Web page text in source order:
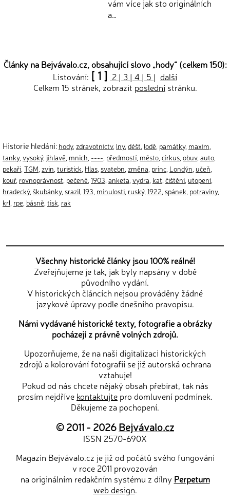
vám více jak sto originálních
a…
Články na Bejvávalo.cz, obsahující slovo „hody“ (celkem 150):
Listování: [ 1 ] 2 | 3 | 4 | 5 | další
Celkem 15 stránek, zobrazit poslednístránku.
Historie hledání: hody, zdravotnictv, lny, déšť lodě památky, maxim
tanky, vysoký, jihlavě mnich ---- předmostí město cirkus obuv, auto
pekaři TGM zvin turistick Hlas svatebn změna princ Londýn učeň
kouř, rovnoprávnost pečeně 1903 anketa vydra kat čištění utopení
hradecký, škubánky, srazil 193 minulosti ruský, 1922 spánek potraviny,
krl rpe básně tisk rak
Všechny historické články jsou 100% reálné!
Zveřejňujeme je tak, jak byly napsány v době
původního vydání.
V historických článcích nejsou prováděny žádné
jazykové úpravy podle dnešního pravopisu.
Námi vydávané historické texty, fotografie a obrázky
pocházejí z právně volných zdrojů.
Upozorňujeme, že na naši digitalizaci historických
zdrojů a kolorování fotografií se již autorská ochrana
vztahuje!
Pokud od nás chcete nějaký obsah přebírat, tak nás
prosím nejdříve kontaktujte pro domluvení podmínek.
Děkujeme za pochopení.
© 2011 - 2026Bejvávalo.cz
ISSN 2570-690X
Magazín Bejvávalo.cz je již od počátů svého fungování
v roce 2011 provozován
na originálním redakčním systému z dílny Perpetum
web design.